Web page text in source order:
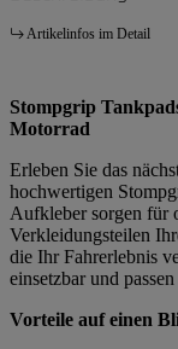
Artikelinfos im Detail
Stompgrip
Motorrad
Erleben Sie das
hochwertigen
Aufkleber sorgen für
Verkleidungsteilen
die Ihr Fahrerlebnis
einsetzbar und
Vorteile auf einen